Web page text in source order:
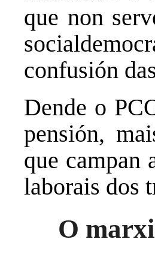
que non
confusión
Dende o
pensión,
que campan
laborais dos
O